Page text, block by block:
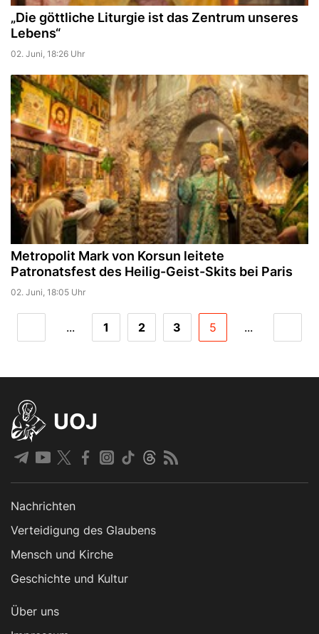
„Die göttliche Liturgie ist das Zentrum unseres
Lebens“
02. Juni, 18:26 Uhr
Metropolit Mark von Korsun leitete
Patronatsfest des Heilig-Geist-Skits bei Paris
02. Juni, 18:05 Uhr
... 1 2 3 5 ...
UOJ
Nachrichten
Verteidigung des Glaubens
Mensch und Kirche
Geschichte und Kultur
Über uns